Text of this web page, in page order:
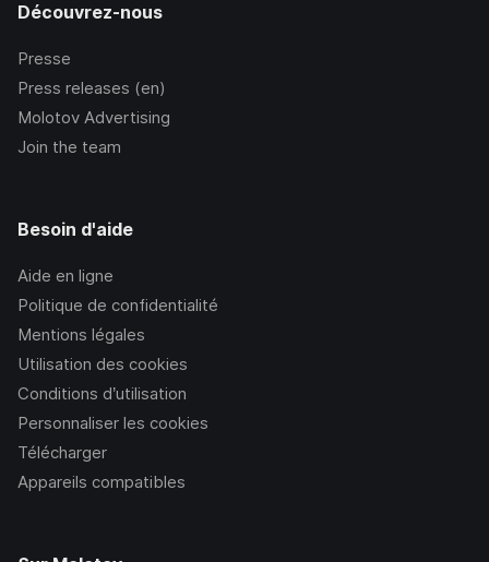
Découvrez-nous
Presse
Press releases (en)
Molotov Advertising
Join the team
Besoin d'aide
Aide en ligne
Politique de confidentialité
Mentions légales
Utilisation des cookies
Conditions d’utilisation
Personnaliser les cookies
Télécharger
Appareils compatibles